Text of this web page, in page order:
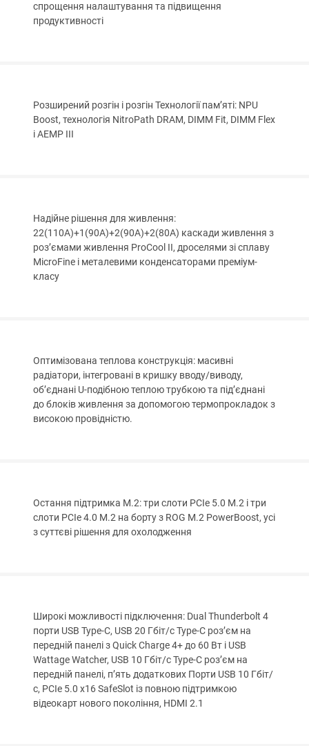
спрощення налаштування та підвищення
продуктивності
Розширений розгін і розгін Технології пам’яті: NPU
Boost, технологія NitroPath DRAM, DIMM Fit, DIMM Flex
і AEMP III
Надійне рішення для живлення:
22(110A)+1(90A)+2(90A)+2(80A) каскади живлення з
роз’ємами живлення ProCool II, дроселями зі сплаву
MicroFine і металевими конденсаторами преміум-
класу
Оптимізована теплова конструкція: масивні
радіатори, інтегровані в кришку вводу/виводу,
об’єднані U-подібною теплою трубкою та під’єднані
до блоків живлення за допомогою термопрокладок з
високою провідністю.
Остання підтримка M.2: три слоти PCIe 5.0 M.2 і три
слоти PCIe 4.0 M.2 на борту з ROG M.2 PowerBoost, усі
з суттєві рішення для охолодження
Широкі можливості підключення: Dual Thunderbolt 4
порти USB Type-C, USB 20 Гбіт/с Type-C роз’єм на
передній панелі з Quick Charge 4+ до 60 Вт і USB
Wattage Watcher, USB 10 Гбіт/с Type-C роз’єм на
передній панелі, п’ять додаткових Порти USB 10 Гбіт/
с, PCIe 5.0 x16 SafeSlot із повною підтримкою
відеокарт нового покоління, HDMI 2.1